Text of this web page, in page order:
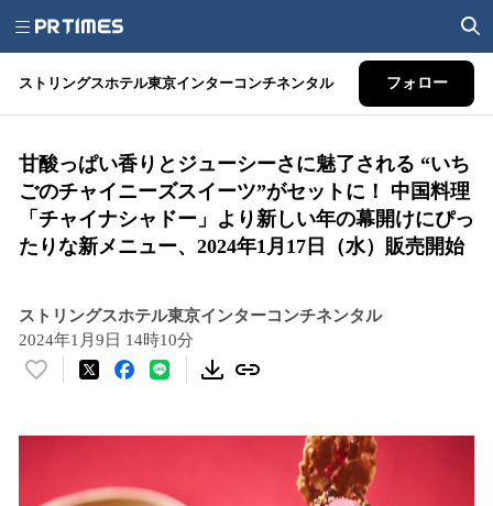
ストリングスホテル東京インターコンチネンタル フォロー
甘酸っぱい香りとジューシーさに魅了される “いち
ごのチャイニーズスイーツ”がセットに！ 中国料理
「チャイナシャドー」より新しい年の幕開けにぴっ
たりな新メニュー、2024年1月17日（水）販売開始
ストリングスホテル東京インターコンチネンタル
2024年1月9日 14時10分
い
を